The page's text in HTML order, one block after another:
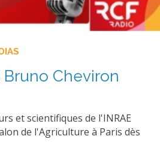
Cheviron
et scientifiques de l'INRAE
de l'Agriculture à Paris dès